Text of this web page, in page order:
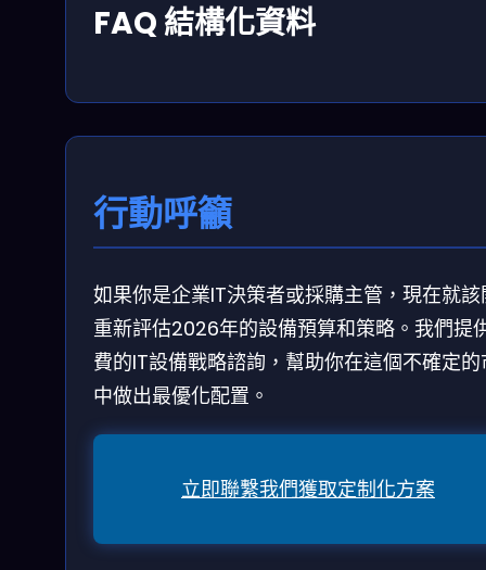
FAQ 結構化資料
行動呼籲
如果你是企業IT決策者或採購主管，現在就該
重新評估2026年的設備預算和策略。我們提
費的IT設備戰略諮詢，幫助你在這個不確定
中做出最優化配置。
立即聯繫我們獲取定制化方案